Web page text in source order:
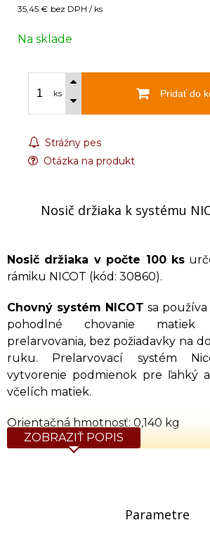
35,45 € bez DPH / ks
Na sklade
ks Pridať do
Strážny pes
Otázka na produkt
Nosič držiaka k systému
Nosič držiaka v počte 100 ks
rámiku NICOT (kód: 30860).
Chovný systém NICOT sa
pohodlné chovanie
prelarvovania, bez požiadavky na
ruku. Prelarvovací systém
vytvorenie podmienok pre ľahký
včelích matiek.
Orientačná hmotnosť: 0,140 kg
ZOBRAZIŤ POPIS
Parametre